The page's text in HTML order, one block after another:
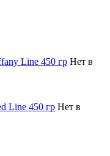
Line 450 гр Нет в
Line 450 гр Нет в